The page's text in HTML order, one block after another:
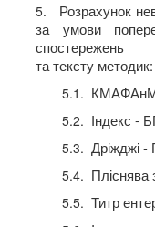
5.
Розрахунок
за умови
спостережень
та тексту методик:
5.1. КМАФАнМ
5.2. Індекс -
5.3. Дріжджі
5.4.
5.5. Титр